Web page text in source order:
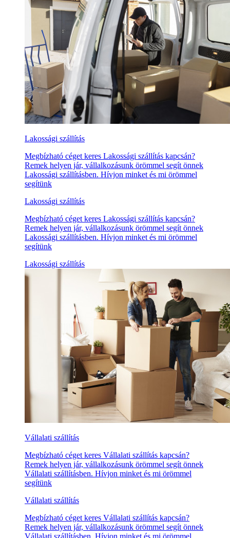
Lakossági szállítás
Megbízható céget keres Lakossági szállítás kapcsán?
Remek helyen jár, vállalkozásunk örömmel segít önnek
Lakossági szállításben. Hívjon minket és mi örömmel
segítünk
Lakossági szállítás
Megbízható céget keres Lakossági szállítás kapcsán?
Remek helyen jár, vállalkozásunk örömmel segít önnek
Lakossági szállításben. Hívjon minket és mi örömmel
segítünk
Lakossági szállítás
Vállalati szállítás
Megbízható céget keres Vállalati szállítás kapcsán?
Remek helyen jár, vállalkozásunk örömmel segít önnek
Vállalati szállításben. Hívjon minket és mi örömmel
segítünk
Vállalati szállítás
Megbízható céget keres Vállalati szállítás kapcsán?
Remek helyen jár, vállalkozásunk örömmel segít önnek